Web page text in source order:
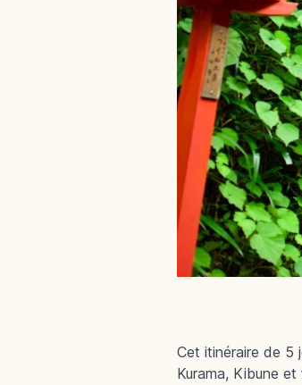
Cet itinéraire de 5
Kurama, Kibune et